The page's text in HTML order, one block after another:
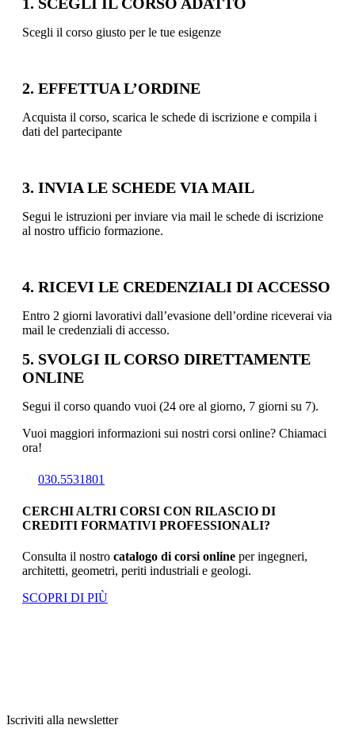
Scegli il corso giusto per le tue esigenze
2. EFFETTUA L’ORDINE
Acquista il corso, scarica le schede di iscrizione e compila i
dati del partecipante
3. INVIA LE SCHEDE VIA MAIL
Segui le istruzioni per inviare via mail le schede di iscrizione
al nostro ufficio formazione.
4. RICEVI LE CREDENZIALI DI ACCESSO
Entro 2 giorni lavorativi dall’evasione dell’ordine riceverai via
mail le credenziali di accesso.
5. SVOLGI IL CORSO DIRETTAMENTE
ONLINE
Segui il corso quando vuoi (24 ore al giorno, 7 giorni su 7).
Vuoi maggiori informazioni sui nostri corsi online? Chiamaci
ora!
030.5531801
CERCHI ALTRI CORSI CON RILASCIO DI
CREDITI FORMATIVI PROFESSIONALI?
Consulta il nostro catalogo di corsi online per ingegneri,
architetti, geometri, periti industriali e geologi.
SCOPRI DI PIÙ
Iscriviti alla newsletter